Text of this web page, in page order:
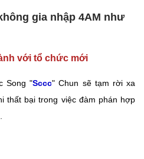
gia nhập 4AM như
với tổ chức mới
Song "Sccc" Chun sẽ tạm rời xa
thất bại trong việc đàm phán hợp